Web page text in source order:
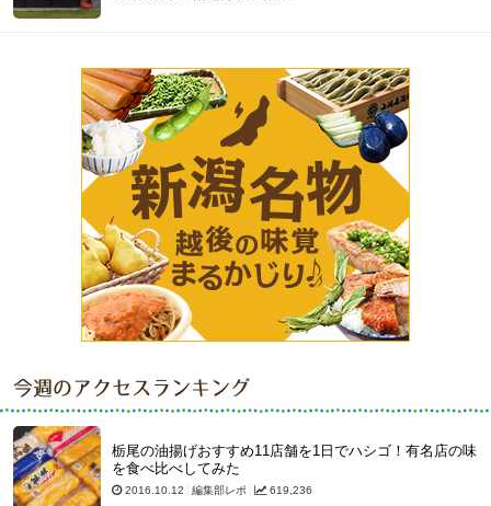
今週のアクセスランキング
栃尾の油揚げおすすめ11店舗を1日でハシゴ！有名店の味
を食べ比べしてみた
2016.10.12 編集部レポ 619,236